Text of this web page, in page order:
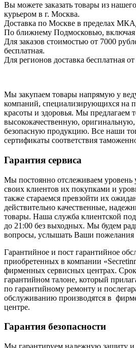
Вы можете заказать товары из
курьером в г. Москва.
Доставка по Москве в пределах
По ближнему Подмосковью,
Для заказов стоимостью от 7000
бесплатная.
Для регионов доставка бесплатная
Мы закупаем товары напрямую у
компаний, специализирующихся на
красоты и здоровья. Мы предлагаем
высококачественную,
безопасную продукцию. Все наши
сертификаты соответствия
Гарантия сервиса
Мы постоянно отслеживаем уровень
своих клиентов их покупками и
также стараемся превзойти их
действительно качественные,
товары. Наша служба клиентской
до 21:00 без выходных. Мы будем
вопросы, услышать Ваши пожелания
Гарантийное и пост гарантийное
приобретенных в компании
фирменных сервисных центрах.
гарантийном талоне, который
по гарантийному ремонту и
обслуживанию производятся в
центре.
Гарантия безопасности